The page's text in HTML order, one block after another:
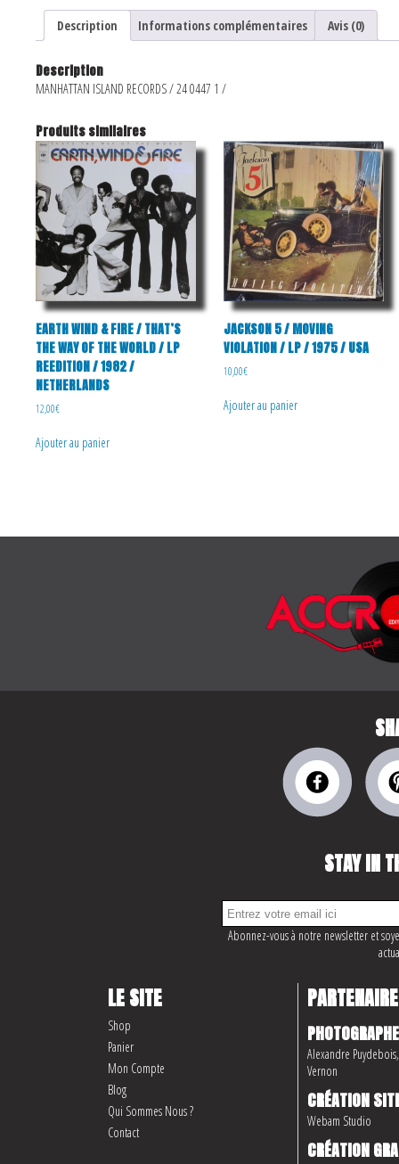
Description Informations complémentaires Avis (0)
Description
MANHATTAN ISLAND RECORDS / 24 0447 1 /
Produits similaires
EARTH WIND & FIRE / THAT’S
THE WAY OF THE WORLD / LP
REEDITION / 1982 /
NETHERLANDS
12,00€
Ajouter au panier
JACKSON 5 / MOVING
VIOLATION / LP / 1975 / USA
10,00€
Ajouter au panier
STAY IN
Abonnez-vous à notre newsletter et
LE SITE
Shop
Panier
Mon Compte
Blog
Qui Sommes Nous ?
Contact
PHOTOGRAPHE
Alexandre
Vernon
CRÉATION
Webam Studio
CRÉATION